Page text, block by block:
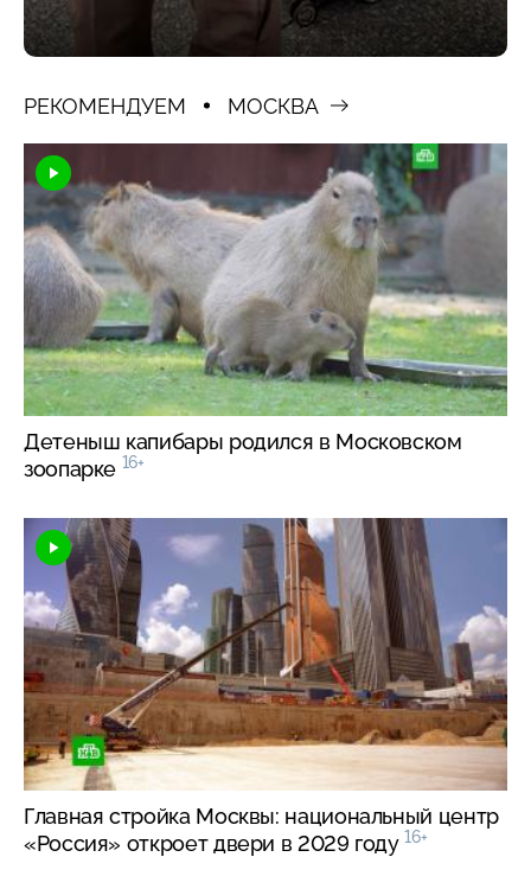
РЕКОМЕНДУЕМ МОСКВА
Детеныш капибары родился в Московском
зоопарке 16+
Главная стройка Москвы: национальный центр
«Россия» откроет двери в 2029 году 16+